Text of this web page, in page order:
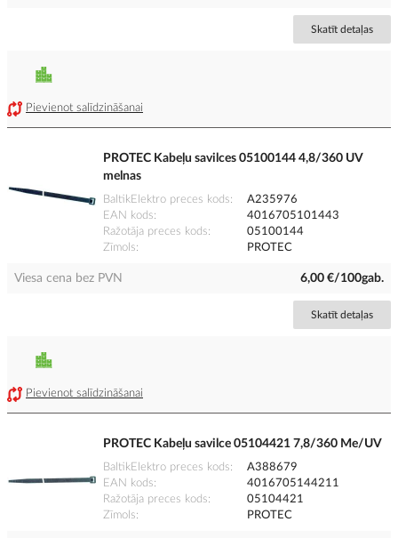
Skatīt detaļas
Pievienot salīdzināšanai
PROTEC Kabeļu savilces 05100144 4,8/360 UV
melnas
BaltikElektro preces kods
A235976
EAN kods
4016705101443
Ražotāja preces kods
05100144
Zīmols
PROTEC
Viesa cena bez PVN 6,00 €/100gab.
Skatīt detaļas
Pievienot salīdzināšanai
PROTEC Kabeļu savilce 05104421 7,8/360 Me/UV
BaltikElektro preces kods
A388679
EAN kods
4016705144211
Ražotāja preces kods
05104421
Zīmols
PROTEC